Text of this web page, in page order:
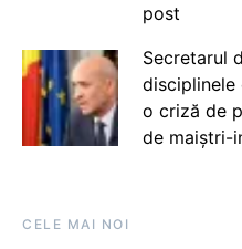
post
Secretarul
disciplinele
o criză de
de maiștri-
CELE MAI NOI